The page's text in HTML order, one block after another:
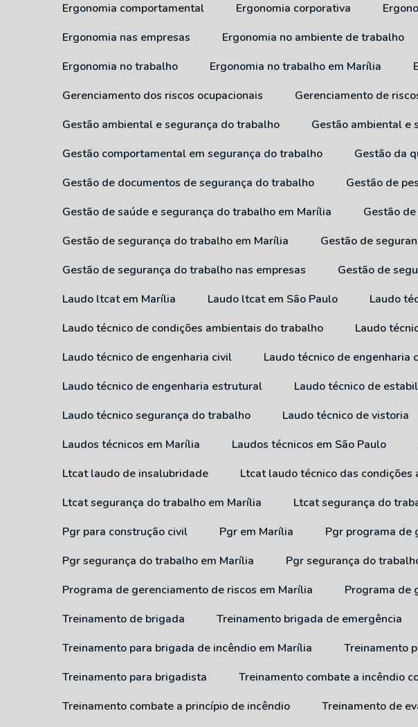
Ergonomia comportamental
Ergonomia corporativa
Ergonomia nas empresas
Ergonomia no ambiente de trabalho
Ergonomia no trabalho
Ergonomia no trabalho em Marília
Gerenciamento dos riscos ocupacionais
Gerenciamento de
Gestão ambiental e segurança do trabalho
Gestão ambiental
Gestão comportamental em segurança do trabalho
Gestão
Gestão de documentos de segurança do trabalho
Gestão de
Gestão de saúde e segurança do trabalho em Marília
Gestão
Gestão de segurança do trabalho em Marília
Gestão de
Gestão de segurança do trabalho nas empresas
Gestão de
Laudo ltcat em Marília
Laudo ltcat em São Paulo Laudo
Laudo técnico de condições ambientais do trabalho
Laudo
Laudo técnico de engenharia civil
Laudo técnico de engenharia
Laudo técnico de engenharia estrutural
Laudo técnico de
Laudo técnico segurança do trabalho
Laudo técnico de vistoria
Laudos técnicos em Marília
Laudos técnicos em São Paulo
Ltcat laudo de insalubridade
Ltcat laudo técnico das
Ltcat segurança do trabalho em Marília
Ltcat segurança do
Pgr para construção civil
Pgr em Marília Pgr programa
Pgr segurança do trabalho em Marília
Pgr segurança do
Programa de gerenciamento de riscos em Marília
Programa
Treinamento de brigada
Treinamento brigada de emergência
Treinamento para brigada de incêndio em Marília
Treinamento
Treinamento para brigadista
Treinamento combate a incêndio
Treinamento combate a princípio de incêndio
Treinamento de